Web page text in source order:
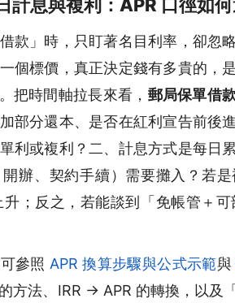
計息與複利：APR 口徑如何
款」時，只盯著名目利率，卻忽
個標價，真正決定錢有多貴的，
把時間軸拉長來看， 郵局保單借
部分還本、是否在紅利宣告前後
利或複利？二、計息方式是每日
辦、契約手續）需要攤入？若
；反之，若能談到「免帳管＋
參照 APR 換算步驟與公式示範與
方法、IRR → APR 的轉換，以及